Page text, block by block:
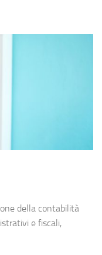
della contabilità
e fiscali,